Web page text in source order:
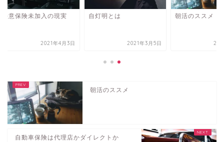
保険未加入の現実
2021年4月3日
自灯明とは
2021年3月5日
朝活のススメ
2021年3
朝活のススメ
自動車保険は代理店かダイレクトか